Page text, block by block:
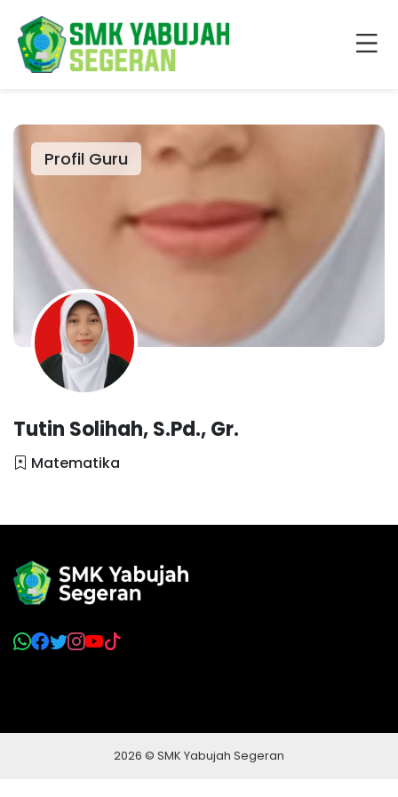
Profil Guru
Tutin Solihah, S.Pd., Gr.
Matematika
2026 © SMK Yabujah Segeran